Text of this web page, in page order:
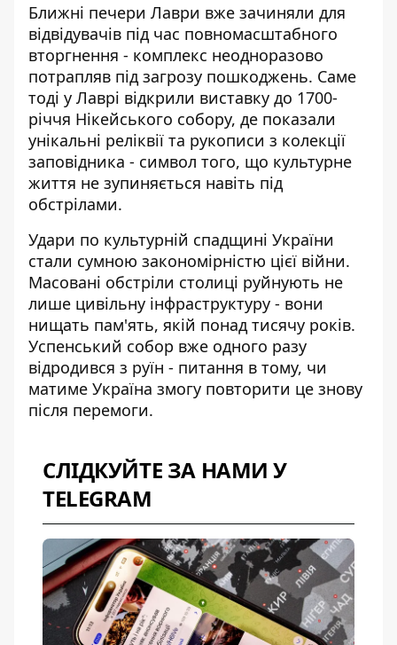
Ближні печери Лаври вже зачиняли для
відвідувачів під час повномасштабного
вторгнення - комплекс неодноразово
потрапляв під загрозу пошкоджень. Саме
тоді у Лаврі відкрили виставку до 1700-
річчя Нікейського собору, де показали
унікальні реліквії та рукописи з колекції
заповідника - символ того, що культурне
життя не зупиняється навіть під
обстрілами.
Удари по культурній спадщині України
стали сумною закономірністю цієї війни.
Масовані обстріли столиці руйнують не
лише цивільну інфраструктуру - вони
нищать пам'ять, якій понад тисячу років.
Успенський собор вже одного разу
відродився з руїн - питання в тому, чи
матиме Україна змогу повторити це знову
після перемоги.
СЛІДКУЙТЕ ЗА НАМИ У
TELEGRAM